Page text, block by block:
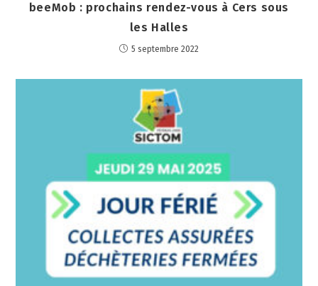
beeMob : prochains rendez-vous à Cers sous
les Halles
5 septembre 2022